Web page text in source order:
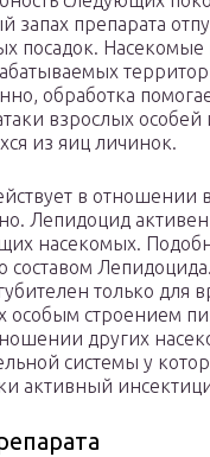
запах препарата
посадок.
обработка
взрослых особей
из яиц личинок.
в отношении
Лепидоцид
насекомых.
составом
только для
особым строением
других
системы у
активный